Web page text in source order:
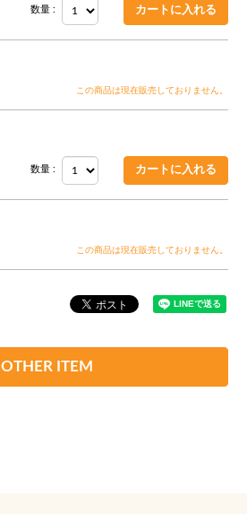
数量 :
この商品は現在販売しておりません。
数量 :
この商品は現在販売しておりません。
OTHER ITEM